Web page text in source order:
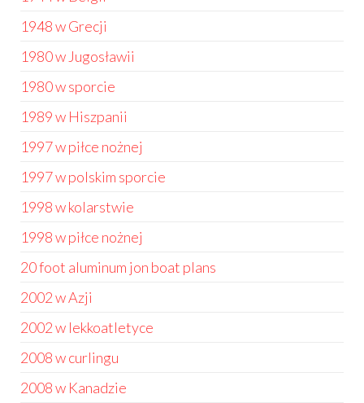
1948 w Grecji
1980 w Jugosławii
1980 w sporcie
1989 w Hiszpanii
1997 w piłce nożnej
1997 w polskim sporcie
1998 w kolarstwie
1998 w piłce nożnej
20 foot aluminum jon boat plans
2002 w Azji
2002 w lekkoatletyce
2008 w curlingu
2008 w Kanadzie